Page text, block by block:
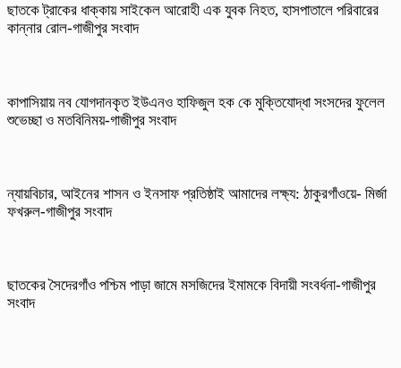
ছাতকে ট্রাকের ধাক্কায় সাইকেল আরোহী এক যুবক নিহত, হাসপাতালে পরিবারের
কান্নার রোল-গাজীপুর সংবাদ
কাপাসিয়ায় নব যোগদানকৃত ইউএনও হাফিজুল হক কে মুক্তিযোদ্ধা সংসদের ফুলেল
শুভেচ্ছা ও মতবিনিময়-গাজীপুর সংবাদ
ন্যায়বিচার, আইনের শাসন ও ইনসাফ প্রতিষ্ঠাই আমাদের লক্ষ্য: ঠাকুরগাঁওয়ে- মির্জা
ফখরুল-গাজীপুর সংবাদ
ছাতকের সৈদেরগাঁও পশ্চিম পাড়া জামে মসজিদের ইমামকে বিদায়ী সংবর্ধনা-গাজীপুর
সংবাদ